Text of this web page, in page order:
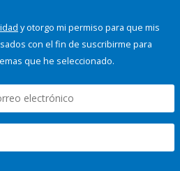
y otorgo mi permiso para que mis
con el fin de suscribirme para
que he seleccionado.